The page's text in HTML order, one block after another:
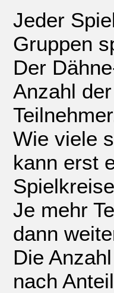
Jeder
Gruppen
Der
Anzahl
Wie viele
kann erst
Je mehr
dann
Die
nach